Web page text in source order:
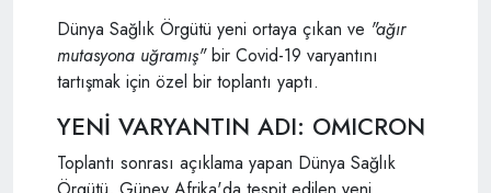
Dünya Sağlık Örgütü yeni ortaya çıkan ve "ağır
mutasyona uğramış"bir Covid-19 varyantını
tartışmak için özel bir toplantı yaptı.
YENİ VARYANTIN ADI: OMICRON
Toplantı sonrası açıklama yapan Dünya Sağlık